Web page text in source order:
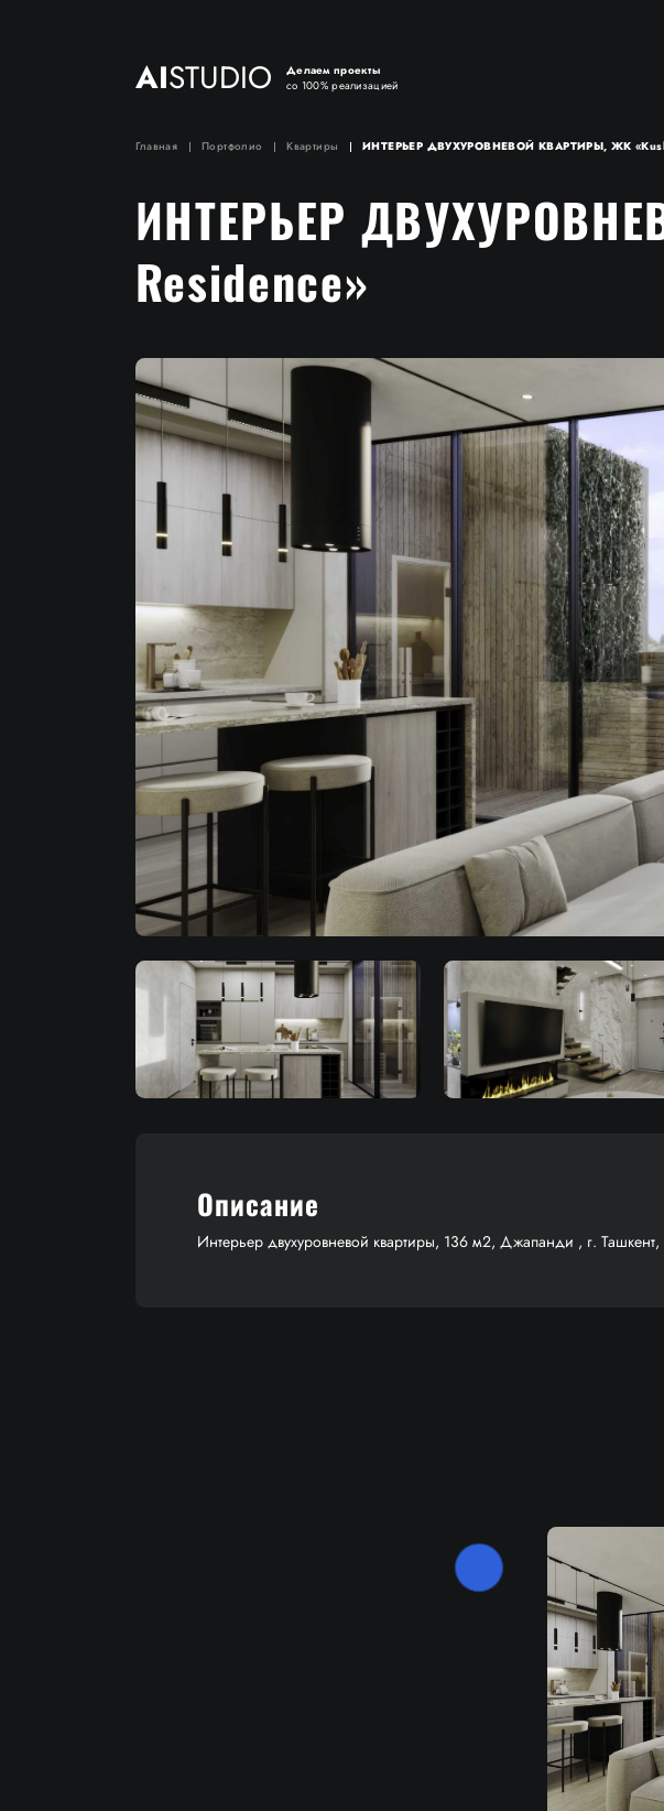
AISTUDIO
Делаем проекты
со 100% реализацией
Главная Портфолио Квартиры ИНТЕРЬЕР ДВУХУРОВНЕВОЙ КВАРТИРЫ, ЖК
ИНТЕРЬЕР
Residence»
Описание
Интерьер двухуровневой квартиры, 136 м2, Джапанди , г.